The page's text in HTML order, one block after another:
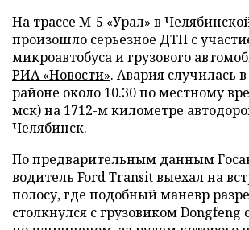
На трассе М-5 «Урал» в
произошло серьезное ДТП с
микроавтобуса и грузового
РИА «Новости». Авария случилась
районе около 10.30 по местному
мск) на 1712-м километре
Челябинск.
По предварительным данным
водитель Ford Transit выехал на
полосу, где подобный маневр
столкнулся с грузовиком Dongfeng